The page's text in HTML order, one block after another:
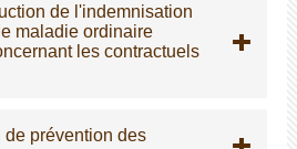
de l'indemnisation
maladie ordinaire
les contractuels
de prévention des